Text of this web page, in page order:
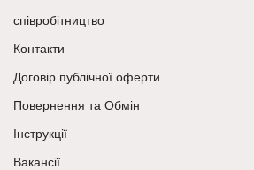
співробітництво
Контакти
Договір публічної оферти
Повернення та Обмін
Інструкції
Вакансії